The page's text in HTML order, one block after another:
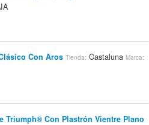
Con Aros Tienda: Castaluna Marca:
Triumph® Con Plastrón Vientre Plano